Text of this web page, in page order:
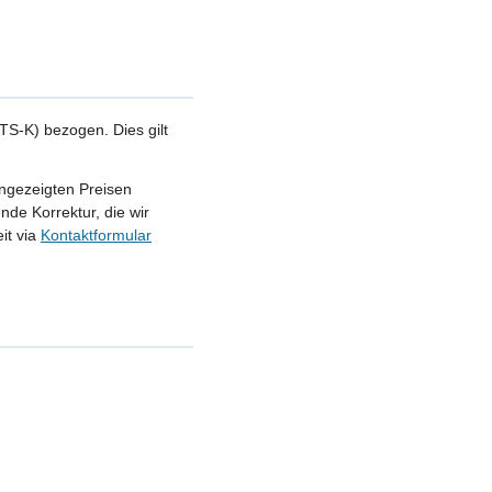
K) bezogen. Dies gilt
Preisen
Korrektur, die wir
via Kontaktformular